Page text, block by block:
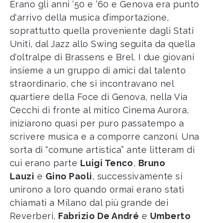
Erano gli anni ‘50 e ’60 e Genova era punto
d'arrivo della musica d’importazione,
soprattutto quella proveniente dagli Stati
Uniti, dal Jazz allo Swing seguita da quella
d'oltralpe di Brassens e Brel. I due giovani
insieme a un gruppo di amici dal talento
straordinario, che si incontravano nel
quartiere della Foce di Genova, nella Via
Cecchi di fronte al mitico Cinema Aurora,
iniziarono quasi per puro passatempo a
scrivere musica e a comporre canzoni. Una
sorta di “comune artistica” ante litteram di
cui erano parte Luigi Tenco, Bruno
Lauzi e Gino Paoli, successivamente si
unirono a loro quando ormai erano stati
chiamati a Milano dal più grande dei
Reverberi, Fabrizio De André e Umberto